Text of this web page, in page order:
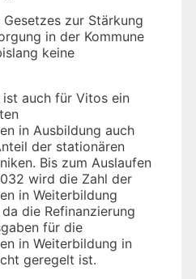
zur Stärkung
in der Kommune
keine
ist auch für Vitos ein
in Ausbildung auch
der stationären
Bis zum Auslaufen
wird die Zahl der
in Weiterbildung
die Refinanzierung
für die
in Weiterbildung in
geregelt ist.